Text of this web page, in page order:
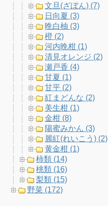
文旦(ざぼん) (7)
日向夏 (3)
晩白柚 (3)
橙 (2)
河内晩柑 (1)
清見オレンジ (2)
瀬戸香 (4)
甘夏 (1)
甘平 (2)
紅まどんな (2)
美生柑 (1)
金柑 (8)
陽蜜みかん (3)
麗紅(れいこう) (2)
黄金柑 (1)
柿類 (14)
桃類 (16)
梨類 (15)
野菜 (172)